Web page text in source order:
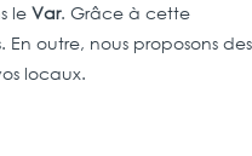
leVar. Grâce à cette
outre, nous proposons des
locaux.